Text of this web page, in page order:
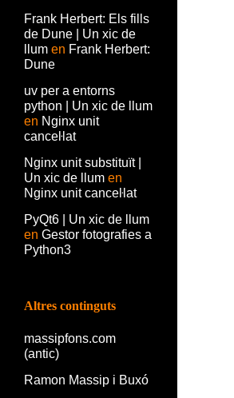
Frank Herbert: Els fills
de Dune | Un xic de
llum en Frank Herbert:
Dune
uv per a entorns
python | Un xic de llum
en Nginx unit
canceŀlat
Nginx unit substituït |
Un xic de llum en
Nginx unit canceŀlat
PyQt6 | Un xic de llum
en Gestor fotografies a
Python3
Altres continguts
massipfons.com
(antic)
Ramon Massip i Buxó